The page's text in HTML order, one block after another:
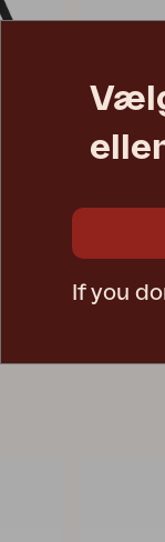
DKK
PEACE
Vejl. pris
4307-73-
If you